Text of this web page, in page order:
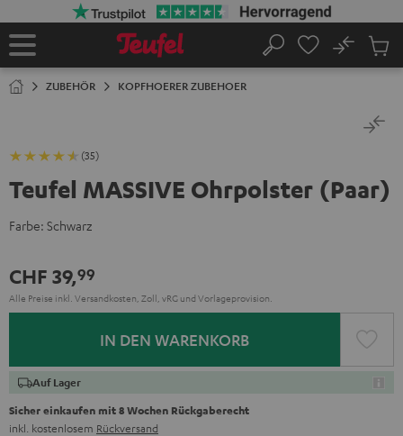
Startseite
Suche
No
ZUBEHÖR KOPFHOERER ZUBEHOER
(35)
Teufel MASSIVE Ohrpolster (Paar)
Farbe: Schwarz
CHF 39,99
Alle Preise inkl. Versandkosten, Zoll, vRG und Vorlageprovision.
IN DEN WARENKORB
Auf Lager
Sicher einkaufen mit 8 Wochen Rückgaberecht
inkl. kostenlosem Rückversand